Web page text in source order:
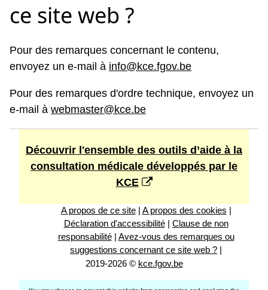
ce site web ?
Pour des remarques concernant le contenu,
envoyez un e-mail à info@kce.fgov.be
Pour des remarques d'ordre technique, envoyez un
e-mail à webmaster@kce.be
Découvrir l'ensemble des outils d’aide à la
consultation médicale développés par le
KCE
A propos de ce site| A propos des cookies |
Déclaration d'accessibilité| Clause de non
responsabilité| Avez-vous des remarques ou
suggestions concernant ce site web ? |
2019-2026 © kce.fgov.be